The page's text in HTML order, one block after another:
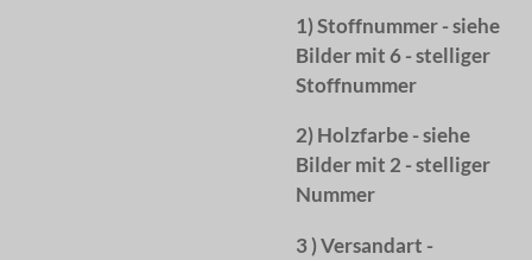
1) Stoffnummer - siehe
Bilder mit 6 - stelliger
Stoffnummer
2) Holzfarbe - siehe
Bilder mit 2 - stelliger
Nummer
3 ) Versandart -